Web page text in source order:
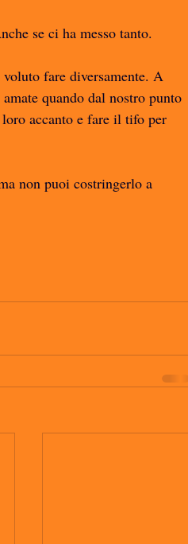
se ci ha messo tanto.
fare diversamente. A
quando dal nostro punto
accanto e fare il tifo per
non puoi costringerlo a